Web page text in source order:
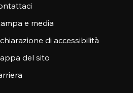
e media
di accessibilità
del sito